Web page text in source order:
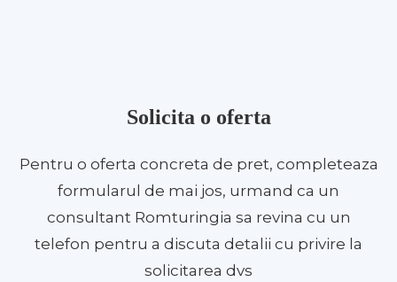
Solicita o oferta
Pentru o oferta concreta de pret, completeaza
formularul de mai jos, urmand ca un
consultant Romturingia sa revina cu un
telefon pentru a discuta detalii cu privire la
solicitarea dvs